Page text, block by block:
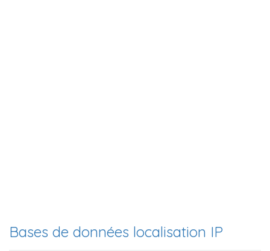
Bases de données localisation IP